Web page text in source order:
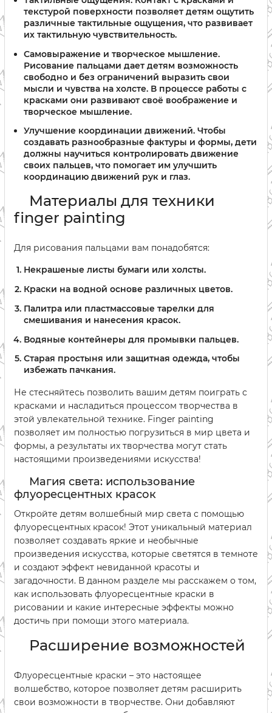
текстурой поверхности позволяет детям ощутить
различные тактильные ощущения, что развивает
их тактильную чувствительность.
Самовыражение и творческое мышление.
Рисование пальцами дает детям возможность
свободно и без ограничений выразить свои
мысли и чувства на холсте. В процессе работы с
красками они развивают своё воображение и
творческое мышление.
Улучшение координации движений. Чтобы
создавать разнообразные фактуры и формы, дети
должны научиться контролировать движение
своих пальцев, что помогает им улучшить
координацию движений рук и глаз.
Материалы для техники
finger painting
Для рисования пальцами вам понадобятся:
Некрашеные листы бумаги или холсты.
Краски на водной основе различных цветов.
Палитра или пластмассовые тарелки для
смешивания и нанесения красок.
Водяные контейнеры для промывки пальцев.
Старая простыня или защитная одежда, чтобы
избежать пачкания.
Не стесняйтесь позволить вашим детям поиграть с
красками и насладиться процессом творчества в
этой увлекательной технике. Finger painting
позволяет им полностью погрузиться в мир цвета и
формы, а результаты их творчества могут стать
настоящими произведениями искусства!
Магия света: использование
флуоресцентных красок
Откройте детям волшебный мир света с помощью
флуоресцентных красок! Этот уникальный материал
позволяет создавать яркие и необычные
произведения искусства, которые светятся в темноте
и создают эффект невиданной красоты и
загадочности. В данном разделе мы расскажем о том,
как использовать флуоресцентные краски в
рисовании и какие интересные эффекты можно
достичь при помощи этого материала.
Расширение возможностей
Флуоресцентные краски – это настоящее
волшебство, которое позволяет детям расширить
свои возможности в творчестве. Они добавляют